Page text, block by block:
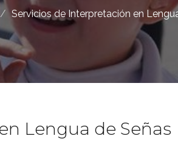
Servicios de Interpretación en
Lengua de Señas